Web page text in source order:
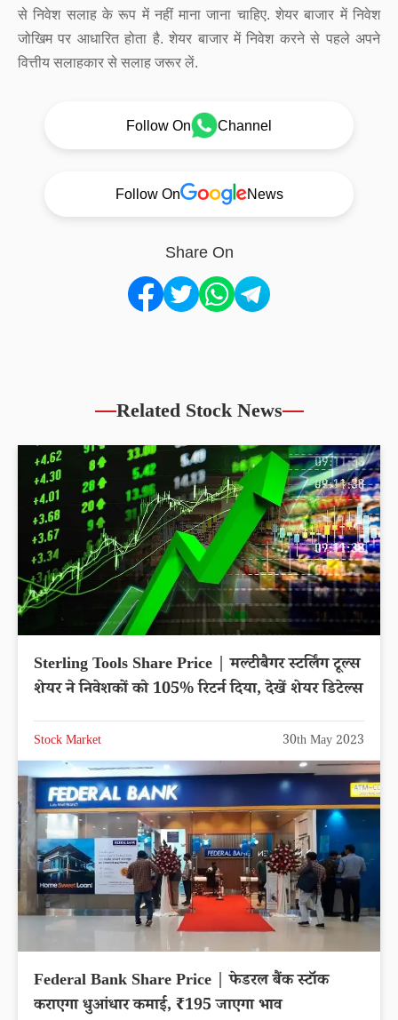
से निवेश सलाह के रूप में नहीं माना जाना चाहिए. शेयर बाजार में निवेश
जोखिम पर आधारित होता है. शेयर बाजार में निवेश करने से पहले अपने
वित्तीय सलाहकार से सलाह जरूर लें.
Follow On Channel
Follow On News
Share On
Related Stock News
Sterling Tools Share Price | मल्टीबैगर स्टर्लिंग टूल्स
शेयर ने निवेशकों को 105% रिटर्न दिया, देखें शेयर डिटेल्स
Stock Market 30th May 2023
Federal Bank Share Price | फेडरल बैंक स्टॉक
कराएगा धुआंधार कमाई, ₹195 जाएगा भाव